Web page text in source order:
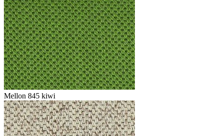
Mellon 845 kiwi